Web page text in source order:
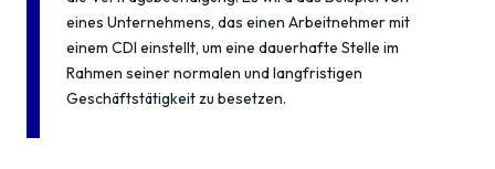
eines Unternehmens, das einen Arbeitnehmer mit
einem CDI einstellt, um eine dauerhafte Stelle im
Rahmen seiner normalen und langfristigen
Geschäftstätigkeit zu besetzen.